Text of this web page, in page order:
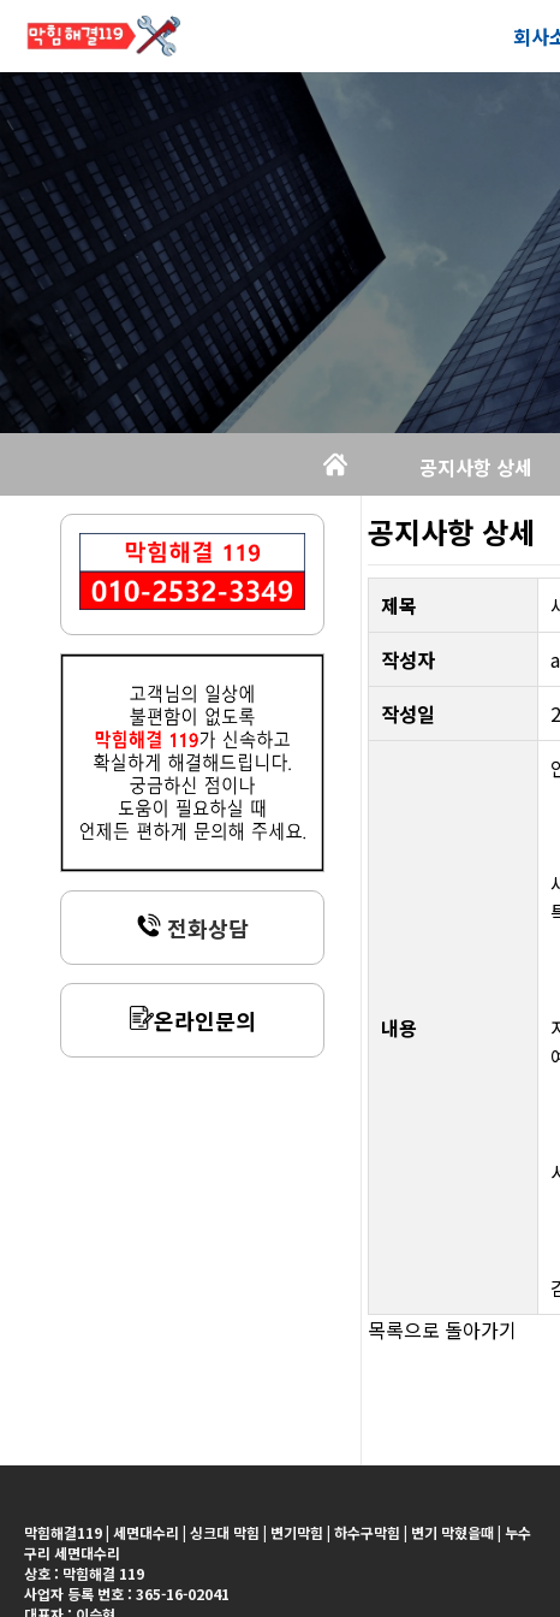
회사
공
오시
공지사항 상세
전화상담
온라인문의
공지사항 상세
제목
작성자
작성일
내용
목록으로 돌아가기
막힘해결119 | 세면대수리 | 싱크대 막힘 | 변기막힘 | 하수구막힘 | 변기 막혔을때 | 누수
구리 세면대수리
상호 : 막힘해결 119
사업자 등록 번호 : 365-16-02041